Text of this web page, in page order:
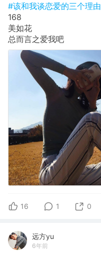
#该和我谈恋爱的三个理由
168
美如花
总而言之爱我吧
16 1 0
远方yu
6年前